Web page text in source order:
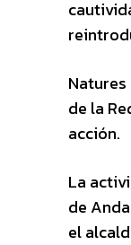
de la
acción.
La
de
el